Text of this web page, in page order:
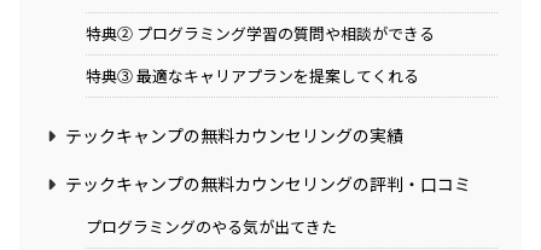
特典② プログラミング学習の質問や相談ができる
特典③ 最適なキャリアプランを提案してくれる
テックキャンプの無料カウンセリングの実績
テックキャンプの無料カウンセリングの評判・口コミ
プログラミングのやる気が出てきた